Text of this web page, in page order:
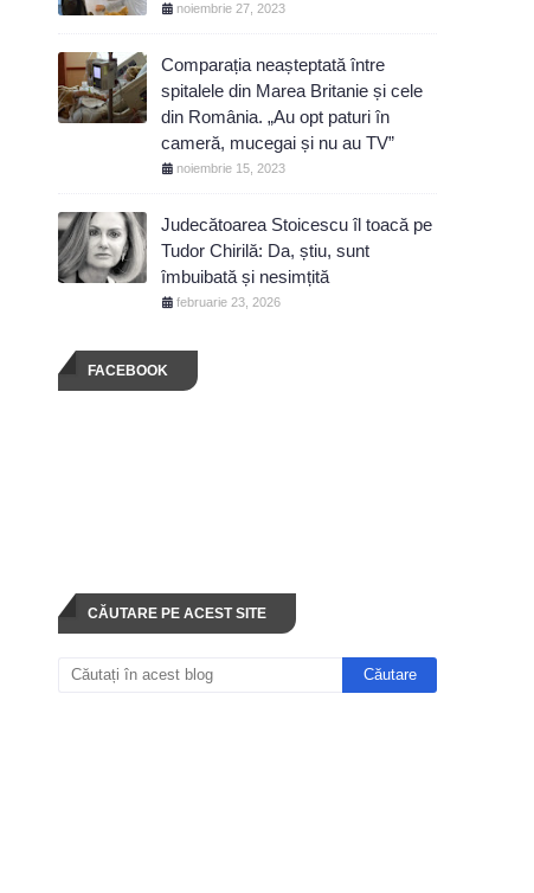
noiembrie 27, 2023
Comparația neașteptată între
spitalele din Marea Britanie și cele
din România. „Au opt paturi în
cameră, mucegai și nu au TV”
noiembrie 15, 2023
Judecătoarea Stoicescu îl toacă pe
Tudor Chirilă: Da, știu, sunt
îmbuibată și nesimțită
februarie 23, 2026
FACEBOOK
CĂUTARE PE ACEST SITE